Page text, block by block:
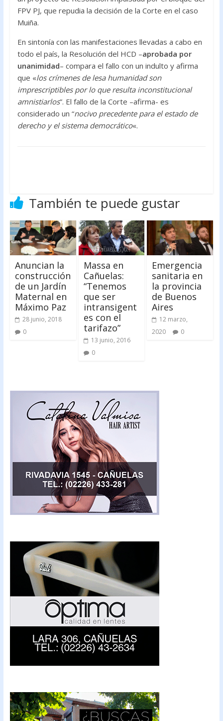
FPV PJ, que repudia la decisión de la Corte en el caso
Muiña.
En sintonía con las manifestaciones llevadas a cabo en
todo el país, la Resolución del HCD –aprobada por
unanimidad– compara el fallo con un indulto y afirma
que «los crímenes de lesa humanidad son
imprescriptibles por lo que resulta inconstitucional
amnistiarlos”. El fallo de la Corte –afirma- es
considerado un “nocivo precedente para el estado de
derecho y el sistema democrático«.
También te puede gustar
Anuncian la
construcción
de un Jardín
Maternal en
Máximo Paz
28 junio, 2018
0
Massa en
Cañuelas:
“Tenemos
que ser
intransigent
es con el
tarifazo”
13 junio, 2016
0
Emergencia
sanitaria en
la provincia
de Buenos
Aires
12 marzo,
2020
0